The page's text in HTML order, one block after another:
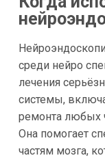
среди нейро
лечения
системы,
ремонта любых
Она помогает
частям мозга,